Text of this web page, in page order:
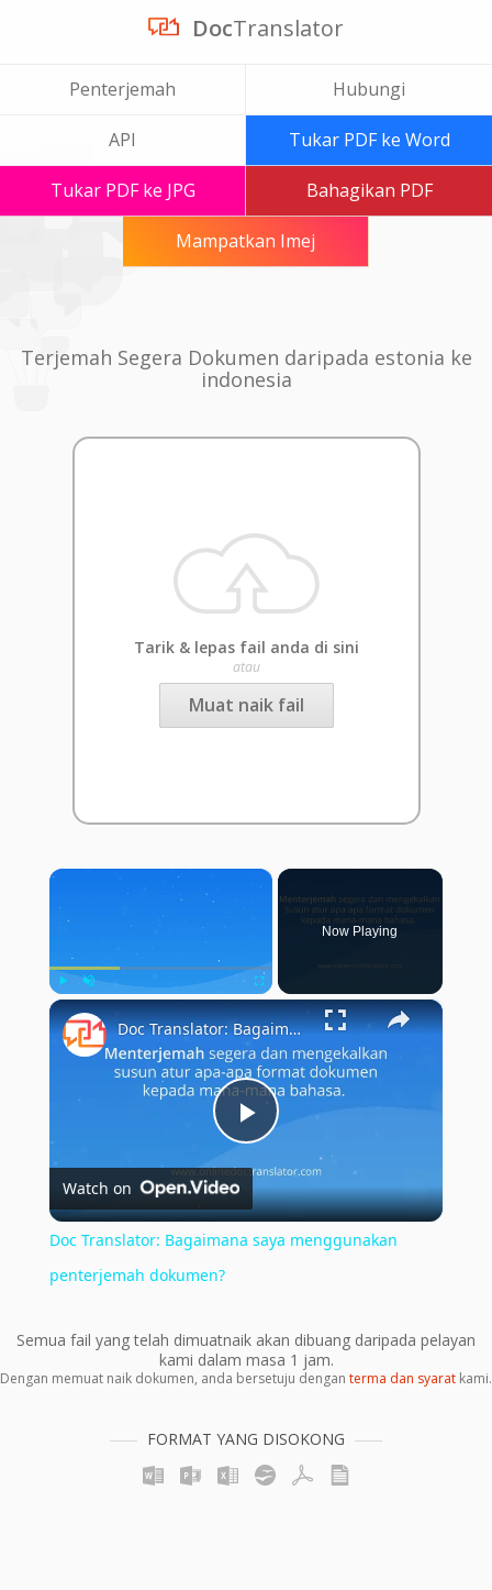
DocTranslator
Penterjemah Hubungi
API Tukar PDF ke Word
Tukar PDF ke JPG Bahagikan PDF
Mampatkan Imej
Terjemah Segera Dokumen daripada estonia ke
indonesia
Tarik & lepas fail anda di sini
atau
Muat naik fail
×
Play Unmute Fullscreen
Now Playing
×
Play
Video
Doc Translator: Bagaimana saya menggunakan penterjemah dokumen?
Watch on
Doc Translator: Bagaimana saya menggunakan
penterjemah dokumen?
Semua fail yang telah dimuatnaik akan dibuang daripada pelayan
kami dalam masa 1 jam.
Dengan memuat naik dokumen, anda bersetuju dengan terma dan syarat kami.
FORMAT YANG DISOKONG